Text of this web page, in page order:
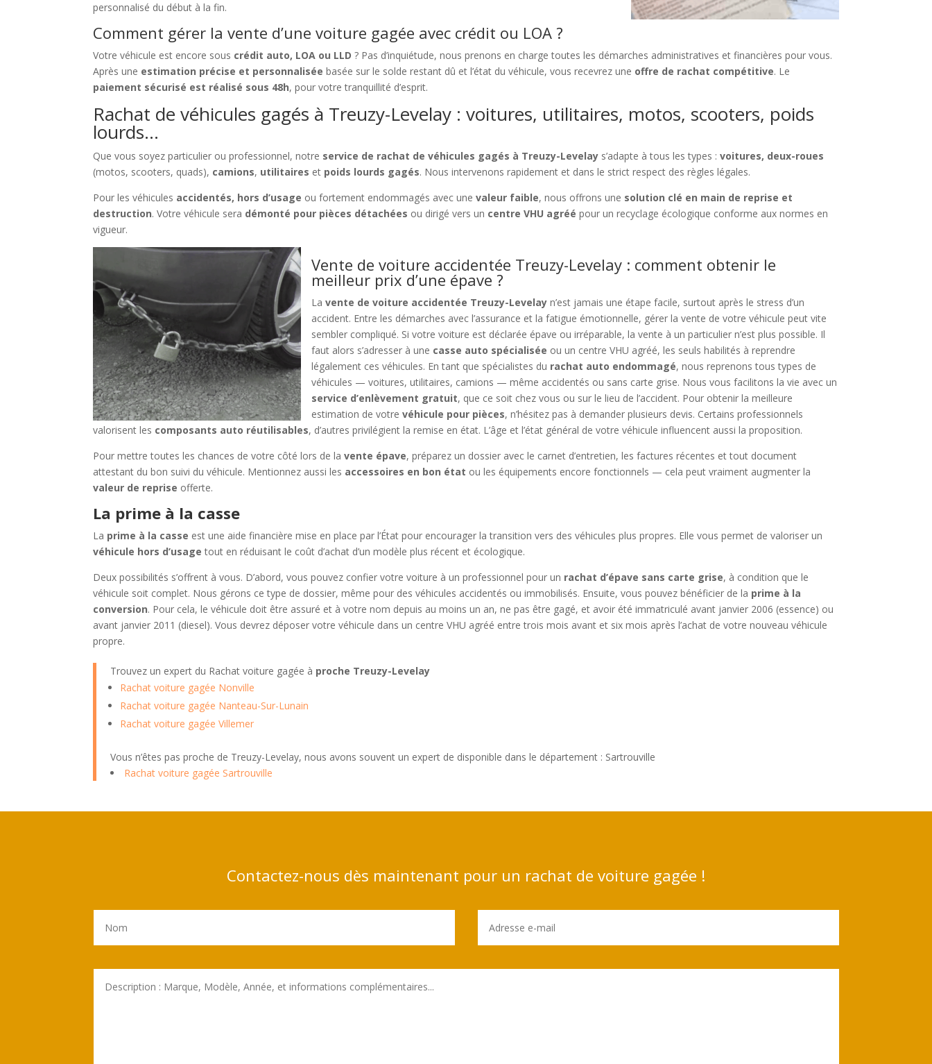
personnalisé du début à la fin.
Comment gérer la vente d’une voiture gagée avec crédit ou LOA ?
Votre véhicule est encore sous crédit auto, LOA ou LLD ? Pas d’inquiétude, nous prenons en charge toutes les démarches administratives et financières pour vous.
Après une estimation précise et personnalisée basée sur le solde restant dû et l’état du véhicule, vous recevrez une offre de rachat compétitive. Le
paiement sécurisé est réalisé sous 48h, pour votre tranquillité d’esprit.
Rachat de véhicules gagés à Treuzy-Levelay : voitures, utilitaires, motos, scooters, poids
lourds…
Que vous soyez particulier ou professionnel, notre service de rachat de véhicules gagés à Treuzy-Levelay s’adapte à tous les types :voitures, deux-roues
(motos, scooters, quads), camions, utilitaires et poids lourds gagés. Nous intervenons rapidement et dans le strict respect des règles légales.
Pour les véhicules accidentés, hors d’usage ou fortement endommagés avec unevaleur faible, nous offrons une solution clé en main de reprise et
destruction. Votre véhicule sera démonté pour pièces détachées ou dirigé vers un centre VHU agréé pour un recyclage écologique conforme aux normes en
vigueur.
Vente de voiture accidentée Treuzy-Levelay : comment obtenir le
meilleur prix d’une épave ?
Lavente de voiture accidentée Treuzy-Levelay n’est jamais une étape facile, surtout après le stress d’un
accident. Entre les démarches avec l’assurance et la fatigue émotionnelle, gérer la vente de votre véhicule peut vite
sembler compliqué. Si votre voiture est déclarée épave ou irréparable, la vente à un particulier n’est plus possible. Il
faut alors s’adresser à une casse auto spécialisée ou un centre VHU agréé, les seuls habilités à reprendre
légalement ces véhicules. En tant que spécialistes du rachat auto endommagé, nous reprenons tous types de
véhicules — voitures, utilitaires, camions — même accidentés ou sans carte grise. Nous vous facilitons la vie avec un
service d’enlèvement gratuit, que ce soit chez vous ou sur le lieu de l’accident. Pour obtenir la meilleure
estimation de votrevéhicule pour pièces, n’hésitez pas à demander plusieurs devis. Certains professionnels
valorisent les composants auto réutilisables, d’autres privilégient la remise en état. L’âge et l’état général de votre véhicule influencent aussi la proposition.
Pour mettre toutes les chances de votre côté lors de lavente épave, préparez un dossier avec le carnet d’entretien, les factures récentes et tout document
attestant du bon suivi du véhicule. Mentionnez aussi les accessoires en bon état ou les équipements encore fonctionnels — cela peut vraiment augmenter la
valeur de reprise offerte.
La prime à la casse
La prime à la casse est une aide financière mise en place par l’État pour encourager la transition vers des véhicules plus propres. Elle vous permet de valoriser un
véhicule hors d’usage tout en réduisant le coût d’achat d’un modèle plus récent et écologique.
Deux possibilités s’offrent à vous. D’abord, vous pouvez confier votre voiture à un professionnel pour un rachat d’épave sans carte grise, à condition que le
véhicule soit complet. Nous gérons ce type de dossier, même pour des véhicules accidentés ou immobilisés. Ensuite, vous pouvez bénéficier de la prime à la
conversion. Pour cela, le véhicule doit être assuré et à votre nom depuis au moins un an, ne pas être gagé, et avoir été immatriculé avant janvier 2006 (essence) ou
avant janvier 2011 (diesel). Vous devrez déposer votre véhicule dans un centre VHU agréé entre trois mois avant et six mois après l’achat de votre nouveau véhicule
propre.
Trouvez un expert du Rachat voiture gagée à proche Treuzy-Levelay
Rachat voiture gagée Nonville
Rachat voiture gagée Nanteau-Sur-Lunain
Rachat voiture gagée Villemer
Vous n’êtes pas proche de Treuzy-Levelay, nous avons souvent un expert de disponible dans le département : Sartrouville
Rachat voiture gagée Sartrouville
Contactez-nous dès maintenant pour un rachat de voiture gagée !